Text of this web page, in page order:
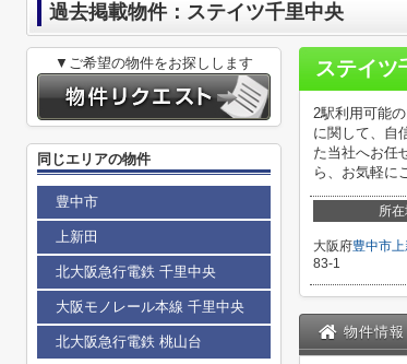
過去掲載物件：ステイツ千里中央
ステイツ
2駅利用可能
に関して、自
た当社へお任
ら、お気軽に
所
大阪府豊中市上
83-1
物件情報
▼ご希望の物件をお探しします
同じエリアの物件
豊中市
上新田
北大阪急行電鉄 千里中央
大阪モノレール本線 千里中央
北大阪急行電鉄 桃山台